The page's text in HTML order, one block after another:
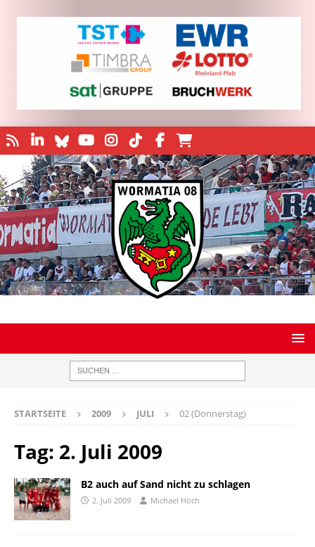
STARTSEITE 2009 JULI 02 (Donnerstag)
Tag: 2. Juli 2009
B2 auch auf Sand nicht zu schlagen
2. Juli 2009 Michael Hoch